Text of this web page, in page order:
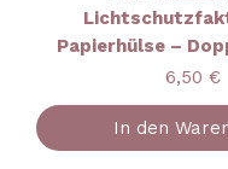
Papierhülse –
Preis
6,50 €
In den